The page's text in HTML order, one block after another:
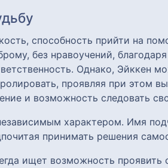
способность прийти на
без нравоучений,
Однако, Эйккен
проявляя при этом
и возможность следовать
характером. Имя
принимать решения
ищет возможность проявить